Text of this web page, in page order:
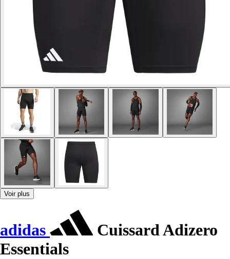
Voir plus
adidas
Cuissard Adizero
Essentials